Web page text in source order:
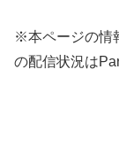
※本ページの情
の配信状況は